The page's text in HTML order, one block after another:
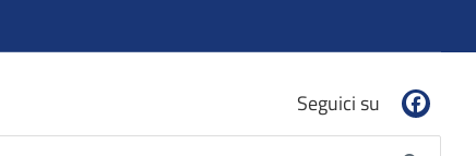
Seguici su